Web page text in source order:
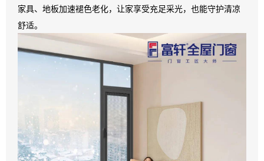
家具、地板加速褪色老化，让家享受充足采光，也能守护清凉
舒适。